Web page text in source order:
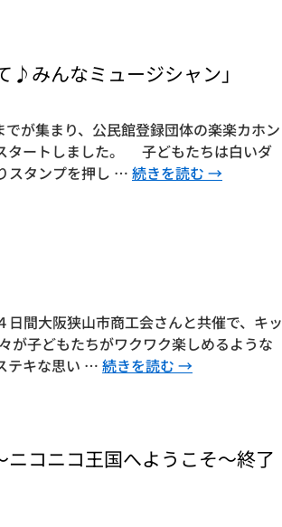
みんなミュージシャン」
が集まり、公民館登録団体の楽楽カホン
タートしました。 子どもたちは白いダ
スタンプを押し … 続きを読む →
間大阪狭山市商工会さんと共催で、キッ
が子どもたちがワクワク楽しめるような
テキな思い … 続きを読む →
コニコ王国へようこそ～終了